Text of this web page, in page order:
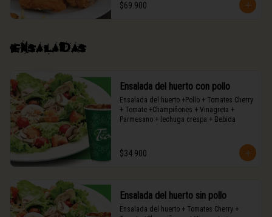
$69.900
Ensaladas
Ensalada del huerto con pollo
Ensalada del huerto +Pollo + Tomates Cherry
+ Tomate +Champiñones + Vinagreta +
Parmesano + lechuga crespa + Bebida
$34.900
Ensalada del huerto sin pollo
Ensalada del huerto + Tomates Cherry +